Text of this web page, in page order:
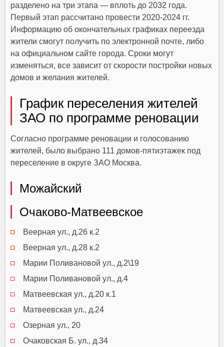
разделено на три этапа — вплоть до 2032 года.
Первый этап рассчитано провести 2020-2024 гг.
Информацию об окончательных графиках переезда
жители смогут получить по электронной почте, либо
на официальном сайте города. Сроки могут
изменяться, все зависит от скорости постройки новых
домов и желания жителей.
График переселения жителей
ЗАО по программе реновации
Согласно программе реновации и голосованию
жителей, было выбрано 111 домов-пятиэтажек под
переселение в округе ЗАО Москва.
Можайский
Очаково-Матвеевское
Веерная ул., д.26 к.2
Веерная ул., д.28 к.2
Марии Поливановой ул., д.2\19
Марии Поливановой ул., д.4
Матвеевская ул., д.20 к.1
Матвеевская ул., д.24
Озерная ул., 20
Очаковская Б. ул., д.34